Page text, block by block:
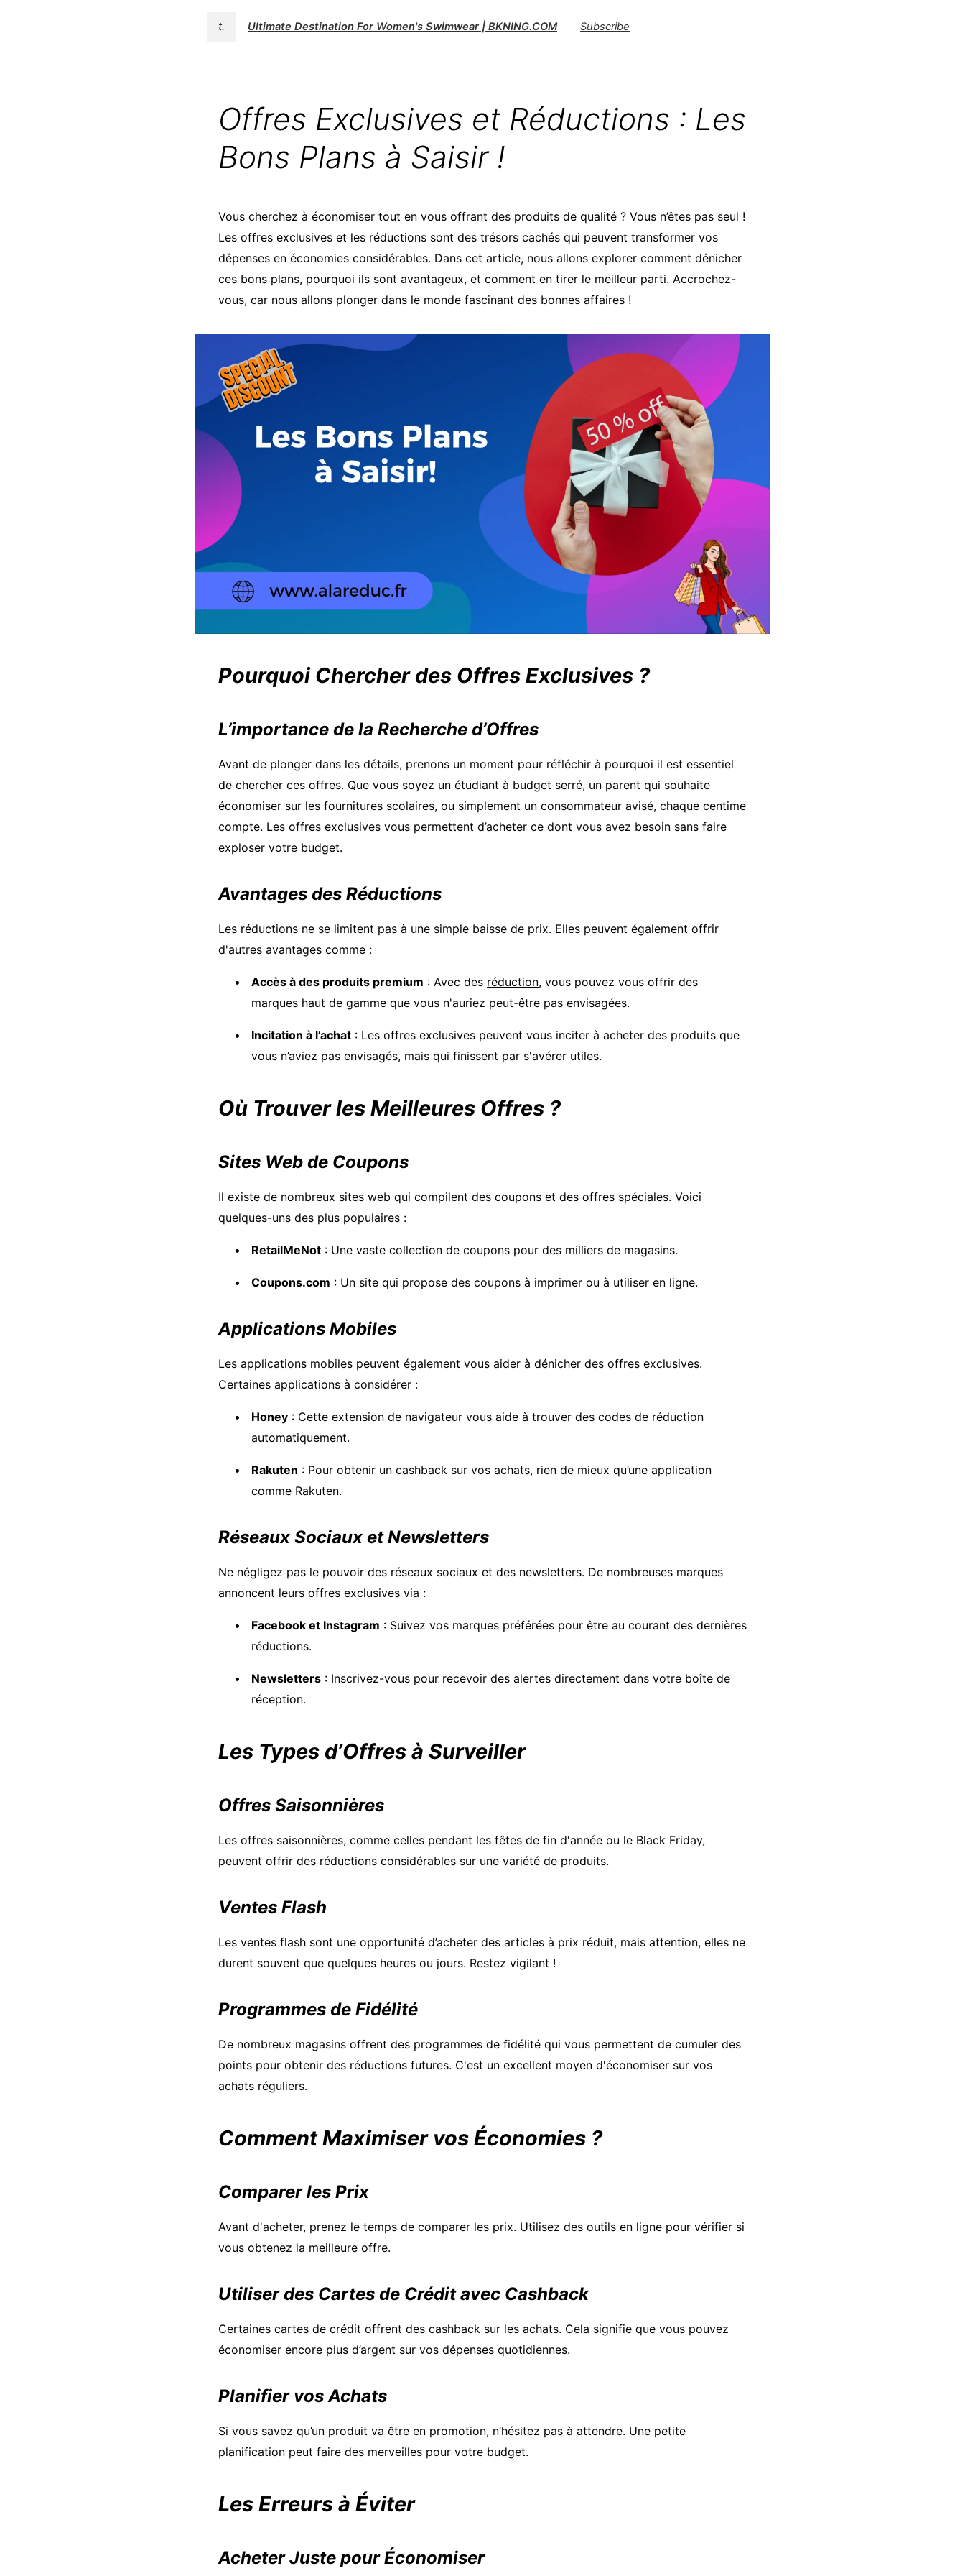
t. Ultimate Destination For Women's Swimwear | BKNING.COM Subscribe
Offres Exclusives et Réductions : Les
Bons Plans à Saisir !
Vous cherchez à économiser tout en vous offrant des produits de qualité ? Vous n’êtes pas seul !
Les offres exclusives et les réductions sont des trésors cachés qui peuvent transformer vos
dépenses en économies considérables. Dans cet article, nous allons explorer comment dénicher
ces bons plans, pourquoi ils sont avantageux, et comment en tirer le meilleur parti. Accrochez-
vous, car nous allons plonger dans le monde fascinant des bonnes affaires !
Pourquoi Chercher des Offres Exclusives ?
L’importance de la Recherche d’Offres
Avant de plonger dans les détails, prenons un moment pour réfléchir à pourquoi il est essentiel
de chercher ces offres. Que vous soyez un étudiant à budget serré, un parent qui souhaite
économiser sur les fournitures scolaires, ou simplement un consommateur avisé, chaque centime
compte. Les offres exclusives vous permettent d’acheter ce dont vous avez besoin sans faire
exploser votre budget.
Avantages des Réductions
Les réductions ne se limitent pas à une simple baisse de prix. Elles peuvent également offrir
d'autres avantages comme :
Accès à des produits premium : Avec des réduction, vous pouvez vous offrir des
marques haut de gamme que vous n'auriez peut-être pas envisagées.
Incitation à l’achat : Les offres exclusives peuvent vous inciter à acheter des produits que
vous n’aviez pas envisagés, mais qui finissent par s'avérer utiles.
Où Trouver les Meilleures Offres ?
Sites Web de Coupons
Il existe de nombreux sites web qui compilent des coupons et des offres spéciales. Voici
quelques-uns des plus populaires :
RetailMeNot : Une vaste collection de coupons pour des milliers de magasins.
Coupons.com : Un site qui propose des coupons à imprimer ou à utiliser en ligne.
Applications Mobiles
Les applications mobiles peuvent également vous aider à dénicher des offres exclusives.
Certaines applications à considérer :
Honey : Cette extension de navigateur vous aide à trouver des codes de réduction
automatiquement.
Rakuten : Pour obtenir un cashback sur vos achats, rien de mieux qu’une application
comme Rakuten.
Réseaux Sociaux et Newsletters
Ne négligez pas le pouvoir des réseaux sociaux et des newsletters. De nombreuses marques
annoncent leurs offres exclusives via :
Facebook et Instagram : Suivez vos marques préférées pour être au courant des dernières
réductions.
Newsletters : Inscrivez-vous pour recevoir des alertes directement dans votre boîte de
réception.
Les Types d’Offres à Surveiller
Offres Saisonnières
Les offres saisonnières, comme celles pendant les fêtes de fin d'année ou le Black Friday,
peuvent offrir des réductions considérables sur une variété de produits.
Ventes Flash
Les ventes flash sont une opportunité d’acheter des articles à prix réduit, mais attention, elles ne
durent souvent que quelques heures ou jours. Restez vigilant !
Programmes de Fidélité
De nombreux magasins offrent des programmes de fidélité qui vous permettent de cumuler des
points pour obtenir des réductions futures. C'est un excellent moyen d'économiser sur vos
achats réguliers.
Comment Maximiser vos Économies ?
Comparer les Prix
Avant d'acheter, prenez le temps de comparer les prix. Utilisez des outils en ligne pour vérifier si
vous obtenez la meilleure offre.
Utiliser des Cartes de Crédit avec Cashback
Certaines cartes de crédit offrent des cashback sur les achats. Cela signifie que vous pouvez
économiser encore plus d’argent sur vos dépenses quotidiennes.
Planifier vos Achats
Si vous savez qu’un produit va être en promotion, n’hésitez pas à attendre. Une petite
planification peut faire des merveilles pour votre budget.
Les Erreurs à Éviter
Acheter Juste pour Économiser